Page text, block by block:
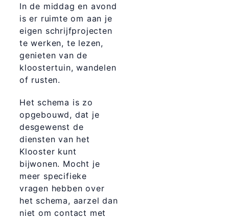
In de middag en avond
is er ruimte om aan je
eigen schrijfprojecten
te werken, te lezen,
genieten van de
kloostertuin, wandelen
of rusten.
Het schema is zo
opgebouwd, dat je
desgewenst de
diensten van het
Klooster kunt
bijwonen. Mocht je
meer specifieke
vragen hebben over
het schema, aarzel dan
niet om contact met